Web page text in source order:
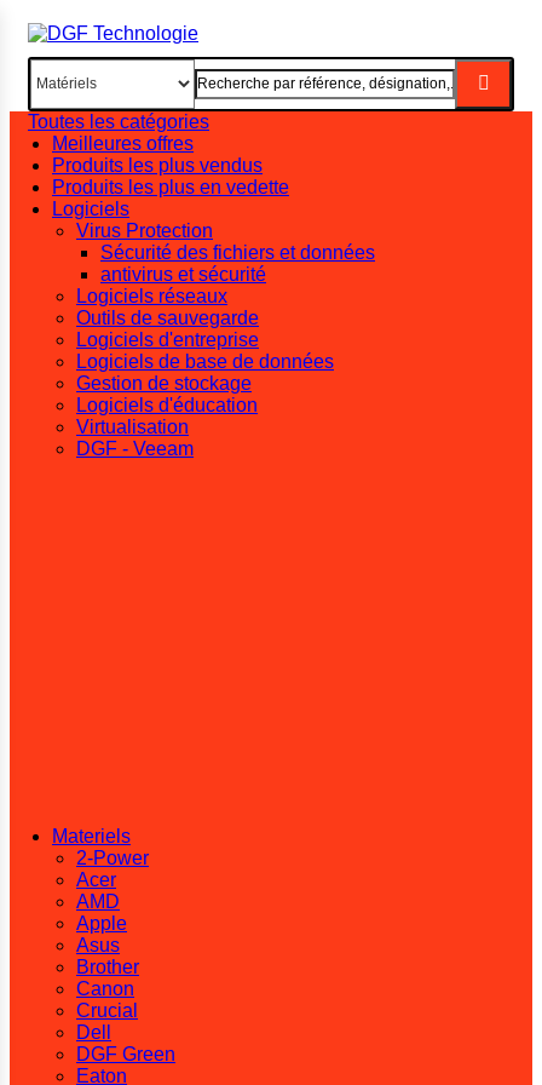
Toutes les catégories
Meilleures offres
Produits les plus vendus
Produits les plus en vedette
Logiciels
Virus Protection
Sécurité des fichiers et données
antivirus et sécurité
Logiciels réseaux
Outils de sauvegarde
Logiciels d'entreprise
Logiciels de base de données
Gestion de stockage
Logiciels d'éducation
Virtualisation
DGF - Veeam
Materiels
2-Power
Acer
AMD
Apple
Asus
Brother
Canon
Crucial
Dell
DGF Green
Eaton